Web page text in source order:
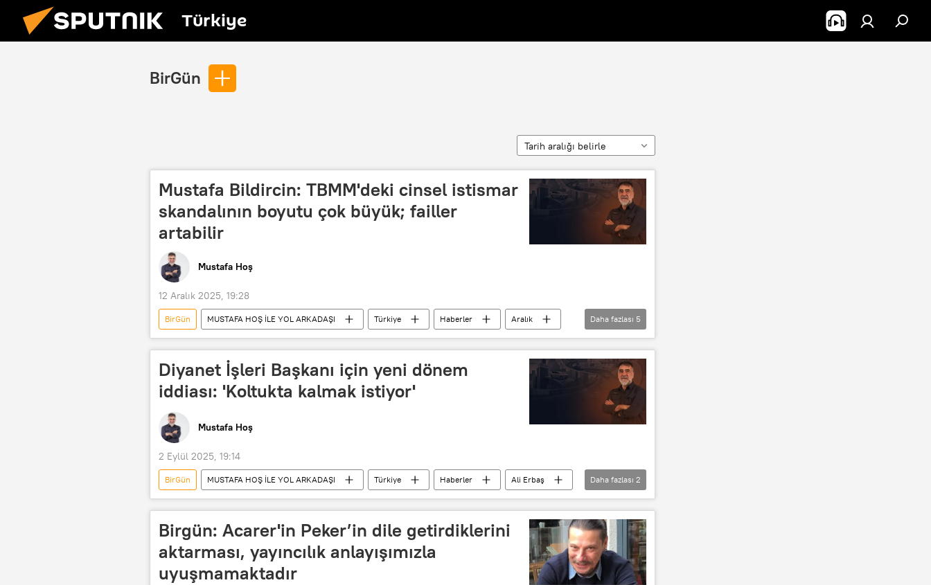
Türkiye
BirGün
Tarih aralığı belirle
Mustafa Bildircin: TBMM'deki cinsel istismar
skandalının boyutu çok büyük; failler
artabilir
Mustafa Hoş
12 Aralık 2025, 19:28
BirGün MUSTAFA HOŞ İLE YOL ARKADAŞI Türkiye Haberler
Aralık
TBMM
Meclis Radyo Sputnik RADYO Radyo
Daha fazlası 5
Diyanet İşleri Başkanı için yeni dönem
iddiası: 'Koltukta kalmak istiyor'
Mustafa Hoş
2 Eylül 2025, 19:14
BirGün MUSTAFA HOŞ İLE YOL ARKADAŞI Türkiye Haberler
Ali Erbaş
Radyo Sputnik
RADYO
Daha fazlası 2
Birgün: Acarer'in Peker’in dile getirdiklerini
aktarması, yayıncılık anlayışımızla
uyuşmamaktadır